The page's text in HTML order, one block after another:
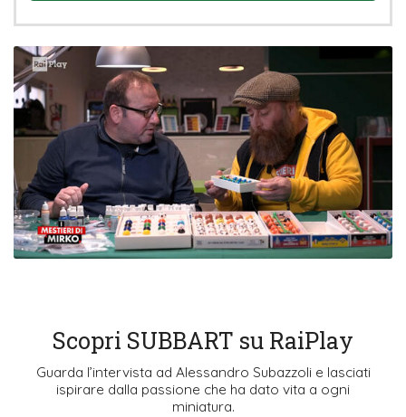
Scopri SUBBART su RaiPlay
Guarda l’intervista ad Alessandro Subazzoli e lasciati
ispirare dalla passione che ha dato vita a ogni
miniatura.